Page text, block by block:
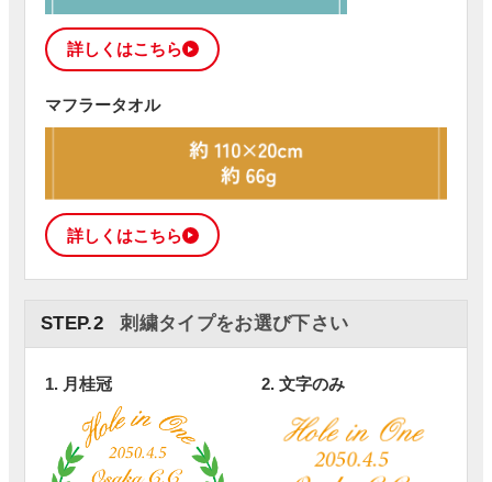
詳しくはこちら
マフラータオル
詳しくはこちら
STEP.2 刺繍タイプをお選び下さい
1. 月桂冠 2. 文字のみ